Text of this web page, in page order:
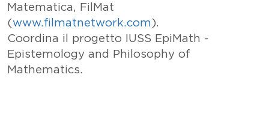
Matematica, FilMat
(www.filmatnetwork.com).
Coordina il progetto IUSS EpiMath -
Epistemology and Philosophy of
Mathematics.